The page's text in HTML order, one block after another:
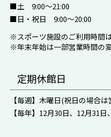
■土 9:00～21:00
■日・祝日 9:00～20:00
※スポーツ施設のご利用時間
※年末年始は一部営業時間の
定期休館日
【毎週】木曜日(祝日の場合は
【毎年】12月30日、12月31日